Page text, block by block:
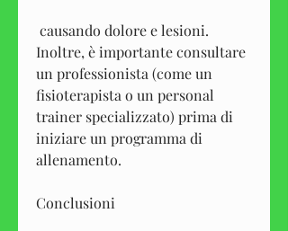
Inoltre, è importante consultare
un professionista (come un
fisioterapista o un personal
trainer specializzato) prima di
iniziare un programma di
allenamento.
Conclusioni